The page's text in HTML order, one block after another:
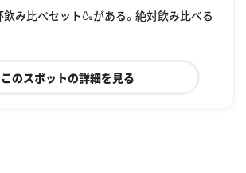
み比べセット🍶がある。絶対飲み比べる
このスポットの詳細を見る